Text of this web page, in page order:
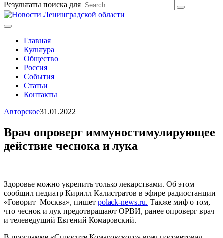
Результаты поиска для
Главная
Культура
Общество
Россия
События
Статьи
Контакты
Авторское31.01.2022
Врач опроверг иммуностимулирующее
действие чеснока и лука
Здоровье можно укрепить только лекарствами. Об этом
сообщил педиатр Кирилл Калистратов в эфире радиостанции
«Говорит Москва», пишет polack-news.ru. Также миф о том,
что чеснок и лук предотвращают ОРВИ, ранее опроверг врач
и телеведущий Евгений Комаровский.